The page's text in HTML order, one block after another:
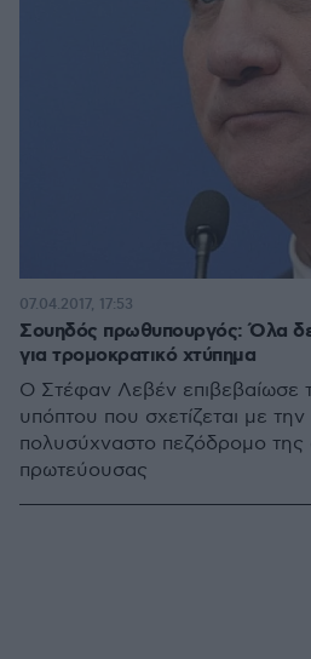
Σουηδός πρωθυπουργός: Όλα
για τρομοκρατικό χτύπημα
Ο Στέφαν Λεβέν επιβεβαίωσε
υπόπτου που σχετίζεται με
πολυσύχναστο πεζόδρομο της
πρωτεύουσας
07.04.2017, 17:53